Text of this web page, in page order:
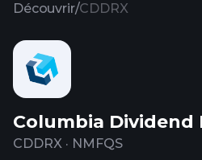
Découvrir/CDDRX
Columbia Dividend
CDDRX · NMFQS